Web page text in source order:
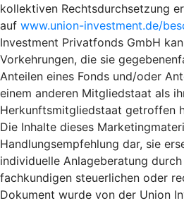
kollektiven Rechtsdurchsetzung
auf www.union-investment.de/
Investment Privatfonds GmbH
Vorkehrungen, die sie
Anteilen eines Fonds und/oder
einem anderen Mitgliedstaat als
Herkunftsmitgliedstaat getroffen
Die Inhalte dieses
Handlungsempfehlung dar, sie
individuelle Anlageberatung
fachkundigen steuerlichen oder
Dokument wurde von der Union